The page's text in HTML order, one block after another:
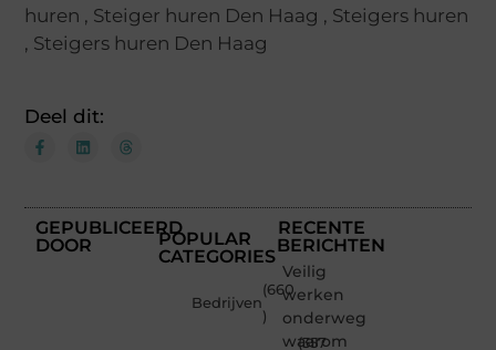
huren , Steiger huren Den Haag , Steigers huren
, Steigers huren Den Haag
Deel dit:
GEPUBLICEERD
DOOR
POPULAR
CATEGORIES
Bedrijven
(660
)
(357
RECENTE
BERICHTEN
Veilig
werken
onderweg:
waarom